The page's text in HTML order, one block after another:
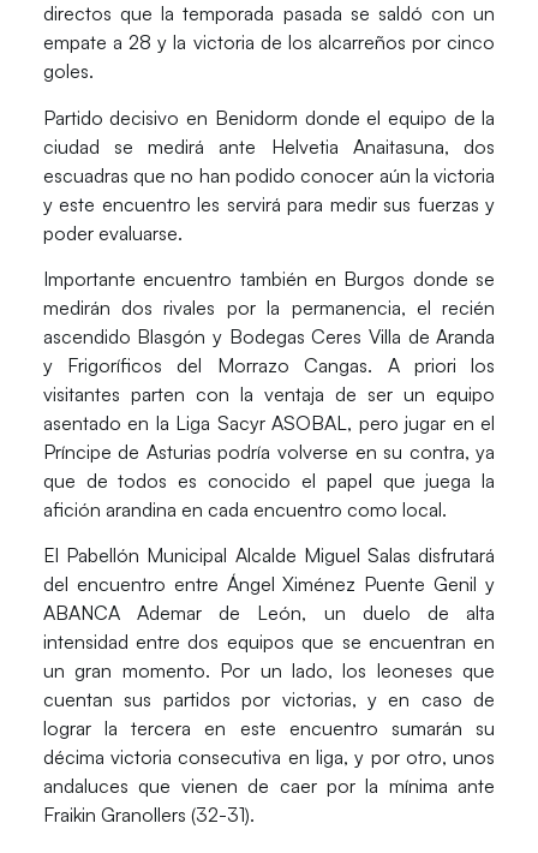
directos que la temporada pasada se saldó con un
empate a 28 y la victoria de los alcarreños por cinco
goles.
Partido decisivo en Benidorm donde el equipo de la
ciudad se medirá ante Helvetia Anaitasuna, dos
escuadras que no han podido conocer aún la victoria
y este encuentro les servirá para medir sus fuerzas y
poder evaluarse.
Importante encuentro también en Burgos donde se
medirán dos rivales por la permanencia, el recién
ascendido Blasgón y Bodegas Ceres Villa de Aranda
y Frigoríficos del Morrazo Cangas. A priori los
visitantes parten con la ventaja de ser un equipo
asentado en la Liga Sacyr ASOBAL, pero jugar en el
Príncipe de Asturias podría volverse en su contra, ya
que de todos es conocido el papel que juega la
afición arandina en cada encuentro como local.
El Pabellón Municipal Alcalde Miguel Salas disfrutará
del encuentro entre Ángel Ximénez Puente Genil y
ABANCA Ademar de León, un duelo de alta
intensidad entre dos equipos que se encuentran en
un gran momento. Por un lado, los leoneses que
cuentan sus partidos por victorias, y en caso de
lograr la tercera en este encuentro sumarán su
décima victoria consecutiva en liga, y por otro, unos
andaluces que vienen de caer por la mínima ante
Fraikin Granollers (32-31).